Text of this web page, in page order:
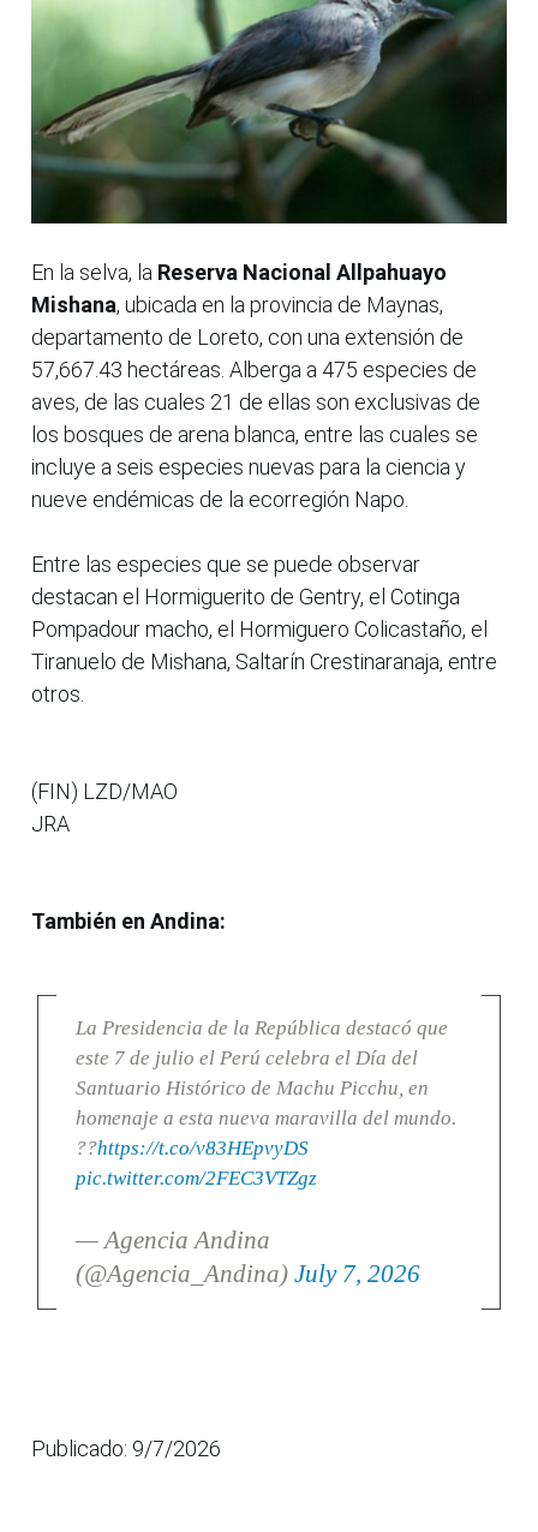
En la selva, la Reserva Nacional Allpahuayo
Mishana, ubicada en la provincia de Maynas,
departamento de Loreto, con una extensión de
57,667.43 hectáreas. Alberga a 475 especies de
aves, de las cuales 21 de ellas son exclusivas de
los bosques de arena blanca, entre las cuales se
incluye a seis especies nuevas para la ciencia y
nueve endémicas de la ecorregión Napo.
Entre las especies que se puede observar
destacan el Hormiguerito de Gentry, el Cotinga
Pompadour macho, el Hormiguero Colicastaño, el
Tiranuelo de Mishana, Saltarín Crestinaranaja, entre
otros.
(FIN) LZD/MAO
JRA
También en Andina:
La Presidencia de la República destacó que
este 7 de julio el Perú celebra el Día del
Santuario Histórico de Machu Picchu, en
homenaje a esta nueva maravilla del mundo.
??https://t.co/v83HEpvyDS
pic.twitter.com/2FEC3VTZgz
— Agencia Andina
(@Agencia_Andina) July 7, 2026
Publicado: 9/7/2026